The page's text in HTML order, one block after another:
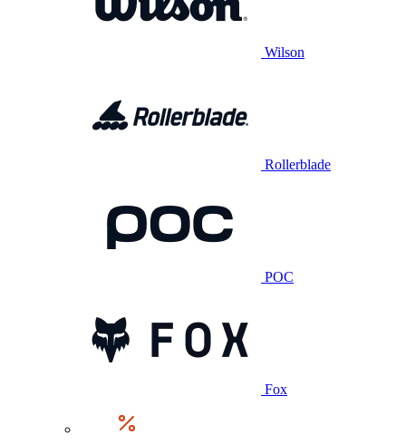
Wilson
Rollerblade
POC
Fox